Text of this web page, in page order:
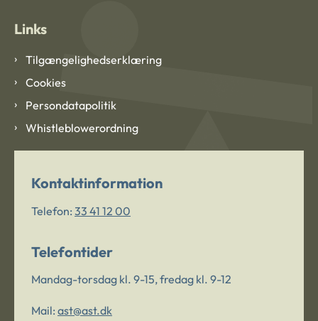
Links
Tilgængelighedserklæring
Cookies
Persondatapolitik
Whistleblowerordning
Kontaktinformation
Telefon: 33 41 12 00
Telefontider
Mandag-torsdag kl. 9-15, fredag kl. 9-12
Mail: ast@ast.dk